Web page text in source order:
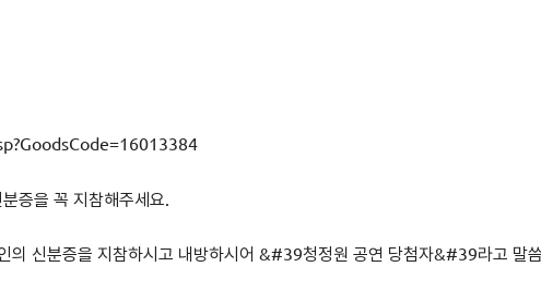
증을 꼭 지참해주세요.
의 신분증을 지참하시고 내방하시어 &#39청정원 공연 당첨자&#39라고 말